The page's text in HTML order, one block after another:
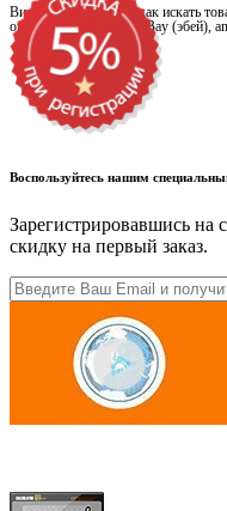
Видео для новичков: как искать
онлайн магазинах, на eBay (эбей),
Воспользуйтесь нашим
Зарегистрировавшись на
скидку на первый заказ.